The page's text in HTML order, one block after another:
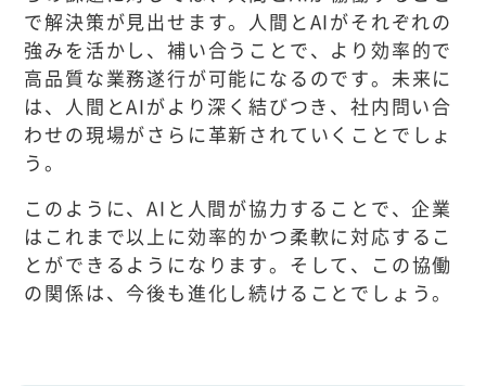
で解決策が見出せます。人間とAIがそれぞれの
強みを活かし、補い合うことで、より効率的で
高品質な業務遂行が可能になるのです。未来に
は、人間とAIがより深く結びつき、社内問い合
わせの現場がさらに革新されていくことでしょ
う。
このように、AIと人間が協力することで、企業
はこれまで以上に効率的かつ柔軟に対応するこ
とができるようになります。そして、この協働
の関係は、今後も進化し続けることでしょう。